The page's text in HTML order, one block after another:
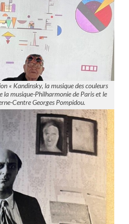
« Kandinsky, la musique des couleurs
la musique-Philharmonie de Paris et le
Centre Georges Pompidou.